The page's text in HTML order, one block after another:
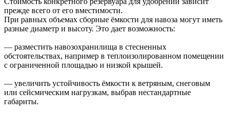
прежде всего от его вместимости.
При равных объемах сборные ёмкости для навоза могут иметь
разные диаметр и высоту. Это дает возможность:
— разместить навозохранилища в стесненных
обстоятельствах, например в теплоизолированном помещении
с ограниченной площадью и низкой крышей.
— увеличить устойчивость ёмкости к ветряным, снеговым
или сейсмическим нагрузкам, выбрав нестандартные
габариты.